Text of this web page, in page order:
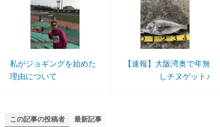
私がジョギングを始めた
理由について
【速報】大阪湾奥で年無
しチヌゲット♪
この記事の投稿者 最新記事